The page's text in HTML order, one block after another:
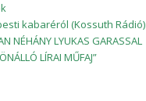
kabaréról (Kossuth Rádió)
NÉHÁNY LYUKAS GARASSAL
LÍRAI MŰFAJ”